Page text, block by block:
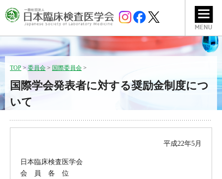
TOP > 委員会 > 国際委員会 >
国際学会発表者に対する奨励金制度につ
いて
平成22年5月
日本臨床検査医学会
会 員 各 位